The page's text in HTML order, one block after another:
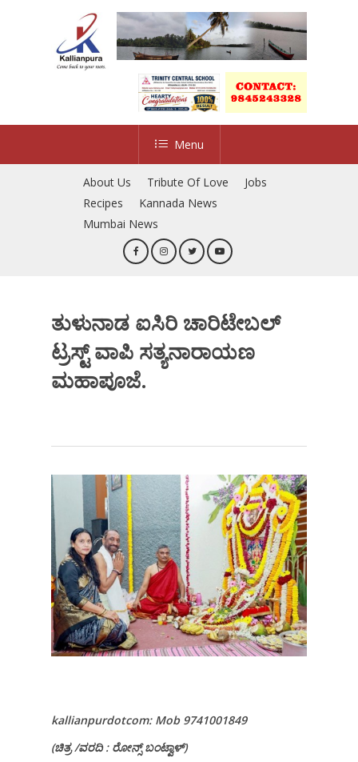
Menu
About Us Tribute Of Love
Jobs
Recipes
Kannada News
Mumbai News
ತುಳುನಾಡ ಐಸಿರಿ ಚಾರಿಟೇಬಲ್
ಟ್ರಸ್ಟ್ ವಾಪಿ ಸತ್ಯನಾರಾಯಣ
ಮಹಾಪೂಜೆ.
kallianpurdotcom: Mob 9741001849
(ಚಿತ್ರ/ವರದಿ: ರೋನ್ಸ್ ಬಂಟ್ವಾಳ್)